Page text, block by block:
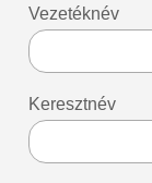
Vezetéknév
Keresztnév